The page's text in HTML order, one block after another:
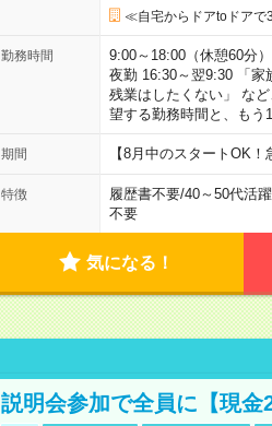
≪自宅からドアtoドアで
勤務時間
9:00～18:00（休憩60分
夜勤 16:30～翌9:30 「家
残業はしたくない」 な
望する勤務時間と、もう
期間 【8月中のスタートOK
特徴 履歴書不要/40～50代活
不要
気になる！
説明会参加で全員に【現